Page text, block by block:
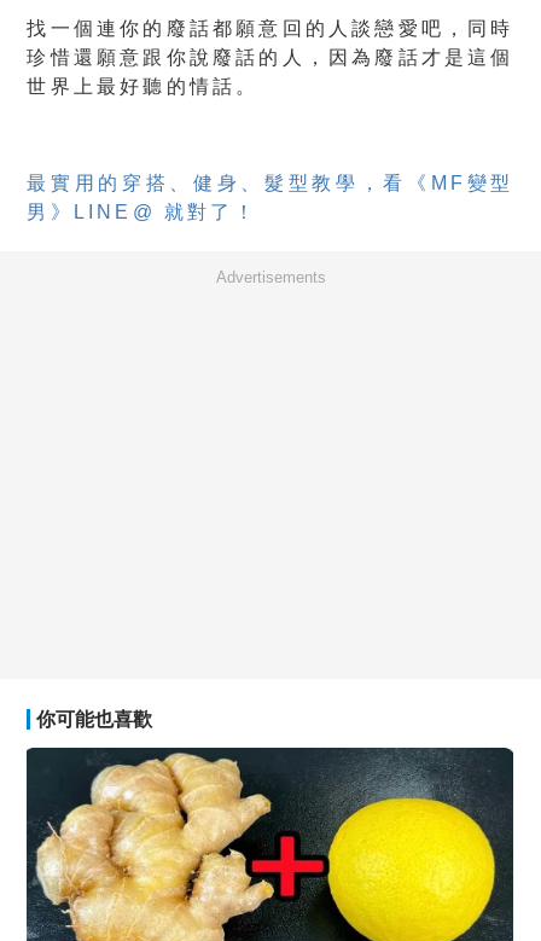
找一個連你的廢話都願意回的人談戀愛吧，同時
珍惜還願意跟你說廢話的人，因為廢話才是這個
世界上最好聽的情話。
最實用的穿搭、健身、髮型教學，看《MF變型
男》LINE@ 就對了！
Advertisements